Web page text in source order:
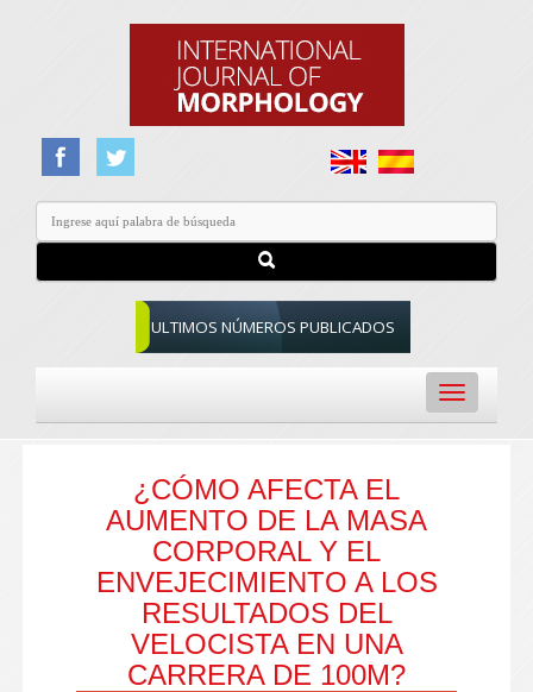
ULTIMOS NÚMEROS PUBLICADOS
Toggle
navigation
¿CÓMO AFECTA EL
AUMENTO DE LA MASA
CORPORAL Y EL
ENVEJECIMIENTO A LOS
RESULTADOS DEL
VELOCISTA EN UNA
CARRERA DE 100M?